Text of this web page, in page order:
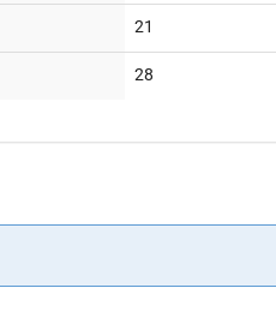
21
Veranstaltungen
28